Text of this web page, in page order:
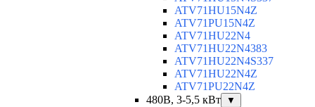
ATV71HU15N4Z
ATV71PU15N4Z
ATV71HU22N4
ATV71HU22N4383
ATV71HU22N4S337
ATV71HU22N4Z
ATV71PU22N4Z
480В, 3-5,5 кВт
▼